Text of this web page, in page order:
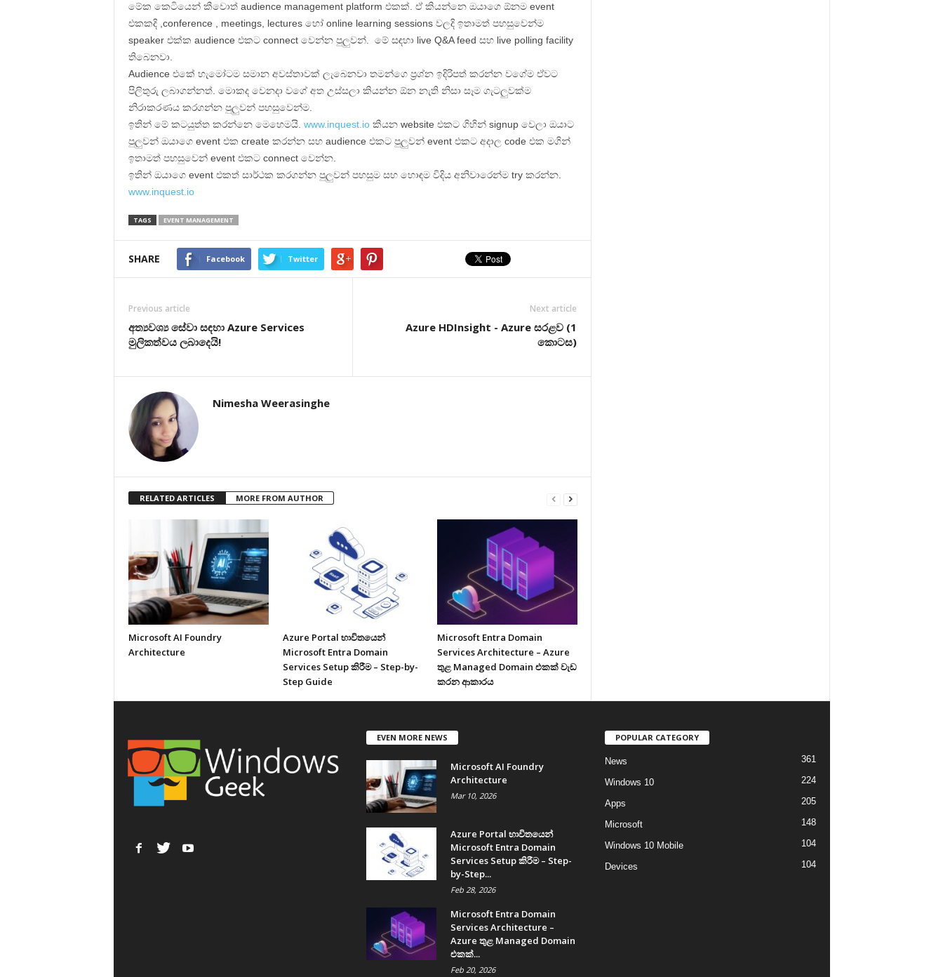
මේක කෙටියෙන් කීවොත් audience management platform එකක්. ඒ කියන්නෙ ඔයාගෙ ඕනම event
එකකදි ,conference , meetings, lectures හෝ online learning sessions වලදි ඉතාමත් පහසුවෙන්ම
speaker එක්ක audience එකට connect වෙන්න පුලුවන්. මේ සඳහා live Q&A feed සහ live polling facility
තිබෙනවා.
Audience එකේ හැමෝටම සමාන අවස්තාවක් ලැබෙනවා තමන්ගෙ ප්‍රශ්න ඉදිරිපත් කරන්න වගේම ඒවට
පිලිතුරු ලබාගන්නත්. මොකද වෙනදා වගේ අත උස්සලා කියන්න ඕන නැති නිසා සෑම ගැටලුවක්ම
නිරාකරණය කරගන්න පුලුවන් පහසුවෙන්ම.
ඉතින් මේ කටයුත්ත කරන්නෙ මෙහෙමයි. www.inquest.ioකියන website එකට ගිහින් signup වෙලා ඔයාට
පුලුවන් ඔයාගෙ event එක create කරන්න සහ audience එකට පුලුවන් event එකට අදාල code එක මගින්
ඉතාමත් පහසුවෙන් event එකට connect වෙන්න.
ඉතින් ඔයාගෙ event එකත් සාර්ථක කරගන්න පුලුවන් පහසුම සහ හොඳම විදිය අනිවාරෙන්ම try කරන්න.
www.inquest.io
TAGS EVENT MANAGEMENT
SHARE Facebook Twitter
Previous article
අත්‍යවශ්‍ය සේවා සඳහා Azure Services
මුලිකත්වය ලබාදෙයි!
Next article
Azure HDInsight - Azure සරළව (1
කොටස)
Nimesha Weerasinghe
RELATED ARTICLES MORE FROM AUTHOR
Microsoft AI Foundry
Architecture
Azure Portal භාවිතයෙන්
Microsoft Entra Domain
Services Setup කිරීම – Step-by-
Step Guide
Microsoft Entra Domain
Services Architecture – Azure
තුළ Managed Domain එකක් වැඩ
කරන ආකාරය
EVEN MORE NEWS
Microsoft AI Foundry
Architecture
Mar 10, 2026
Azure Portal භාවිතයෙන්
Microsoft Entra Domain
Services Setup කිරීම – Step-
by-Step...
Feb 28, 2026
Microsoft Entra Domain
Services Architecture –
Azure තුළ Managed Domain
එකක්...
Feb 20, 2026
POPULAR CATEGORY
News 361
Windows 10 224
Apps 205
Microsoft 148
Windows 10 Mobile 104
Devices 104